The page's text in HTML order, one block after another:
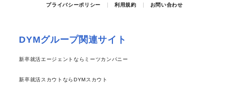
プライバシーポリシー
利用規約 お問い合わせ
DYMグループ関連サイト
新卒就活エージェントならミーツカンパニー
新卒就活スカウトならDYMスカウト